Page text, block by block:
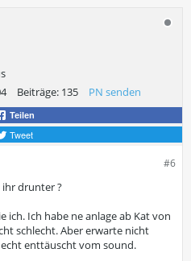
Beiträge: 135 PN senden
Teilen
Tweet
#6
ihr drunter ?
ich. Ich habe ne anlage ab Kat von
schlecht. Aber erwarte nicht
enttäuscht vom sound.